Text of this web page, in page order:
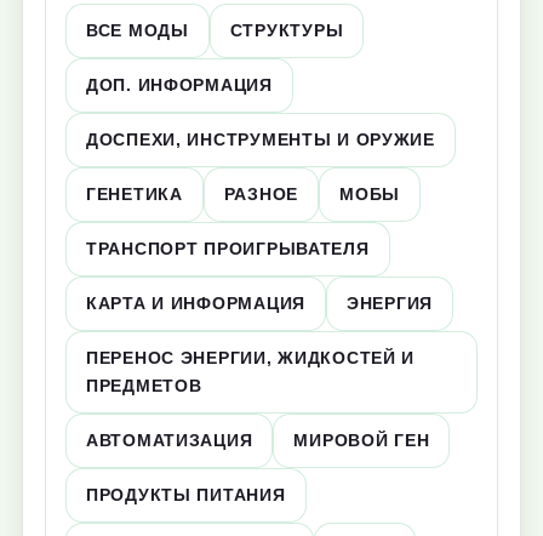
ВСЕ МОДЫ СТРУКТУРЫ
ДОП. ИНФОРМАЦИЯ
ДОСПЕХИ, ИНСТРУМЕНТЫ И ОРУЖИЕ
ГЕНЕТИКА РАЗНОЕ МОБЫ
ТРАНСПОРТ ПРОИГРЫВАТЕЛЯ
КАРТА И ИНФОРМАЦИЯ ЭНЕРГИЯ
ПЕРЕНОС ЭНЕРГИИ, ЖИДКОСТЕЙ И
ПРЕДМЕТОВ
АВТОМАТИЗАЦИЯ МИРОВОЙ ГЕН
ПРОДУКТЫ ПИТАНИЯ